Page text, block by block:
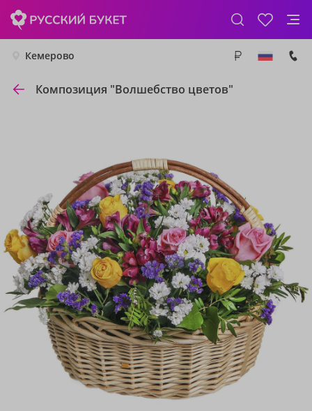
Кемерово
Композиция "Волшебство цветов"